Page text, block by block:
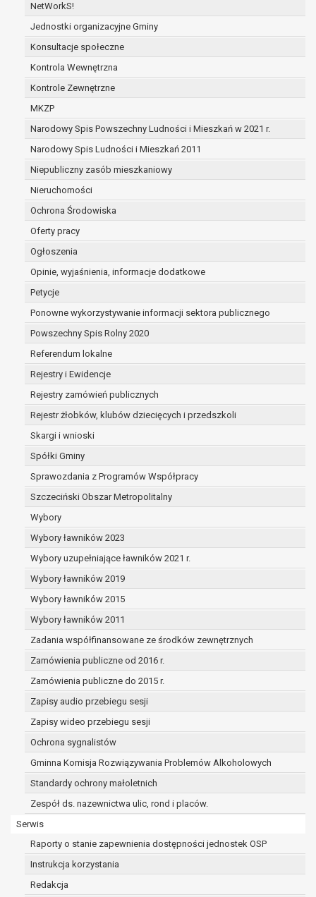
NetWorkS!
Jednostki organizacyjne Gminy
Konsultacje społeczne
Kontrola Wewnętrzna
Kontrole Zewnętrzne
MKZP
Narodowy Spis Powszechny Ludności i Mieszkań w 2021 r.
Narodowy Spis Ludności i Mieszkań 2011
Niepubliczny zasób mieszkaniowy
Nieruchomości
Ochrona Środowiska
Oferty pracy
Ogłoszenia
Opinie, wyjaśnienia, informacje dodatkowe
Petycje
Ponowne wykorzystywanie informacji sektora publicznego
Powszechny Spis Rolny 2020
Referendum lokalne
Rejestry i Ewidencje
Rejestry zamówień publicznych
Rejestr żłobków, klubów dziecięcych i przedszkoli
Skargi i wnioski
Spółki Gminy
Sprawozdania z Programów Współpracy
Szczeciński Obszar Metropolitalny
Wybory
Wybory ławników 2023
Wybory uzupełniające ławników 2021 r.
Wybory ławników 2019
Wybory ławników 2015
Wybory ławników 2011
Zadania współfinansowane ze środków zewnętrznych
Zamówienia publiczne od 2016 r.
Zamówienia publiczne do 2015 r.
Zapisy audio przebiegu sesji
Zapisy wideo przebiegu sesji
Ochrona sygnalistów
Gminna Komisja Rozwiązywania Problemów Alkoholowych
Standardy ochrony małoletnich
Zespół ds. nazewnictwa ulic, rond i placów.
Serwis
Raporty o stanie zapewnienia dostępności jednostek OSP
Instrukcja korzystania
Redakcja
czasu wycofania tej zgody.
Ponadto w przypadku umów o dofinansowanie
dane osobowe od momentu pozyskania
przechowywane są przez okres wynikający z
umowy o dofinansowanie zawartej między
beneficjentem a określoną instytucją, trwałości
danego projektu i konieczności zachowania
dokumentacji projektu do celów kontrolnych.
W związku z przetwarzaniem przez
administratora danych osobowych przysługuje
Pani/Panu:
prawo dostępu do treści danych oraz
otrzymywania ich kopii na podstawie art. 15
RODO;
podstawie art. 16 RODO,
dane są nieprawidłowe lub
prawo do żądania usunięcia danych
osobowych (tzw. prawo do bycia
zapomnianym) na podstawie art. 17 RODO,
w przypadku gdy:
dane nie są już niezbędne do celów,
dla których były zebrane lub w inny
sposób przetwarzane,
osoba, której dane dotyczą, wniosła
sprzeciw wobec przetwarzania
danych osobowych,
zgodę na przetwarzanie danych
osobowych, która jest podstawą
przetwarzania danych i nie ma innej
danych,
dane osobowe przetwarzane są
niezgodnie z prawem,
dane osobowe muszą być usunięte w
celu wywiązania się z obowiązku
prawo do żądania ograniczenia
przetwarzania danych osobowych na
podstawie art. 18 RODO, w przypadku gdy:
osoba, której dane dotyczą
kwestionuje prawidłowość danych
osobowych – na okres pozwalający
administratorowi sprawdzić
przetwarzanie danych jest niezgodne
z prawem, a osoba, której dane
dotyczą, sprzeciwia się usunięciu
danych, żądając w zamian ich
ograniczenia,
danych dla swoich celów, ale osoba,
której dane dotyczą, potrzebuje ich do
ustalenia, obrony lub dochodzenia
roszczeń,